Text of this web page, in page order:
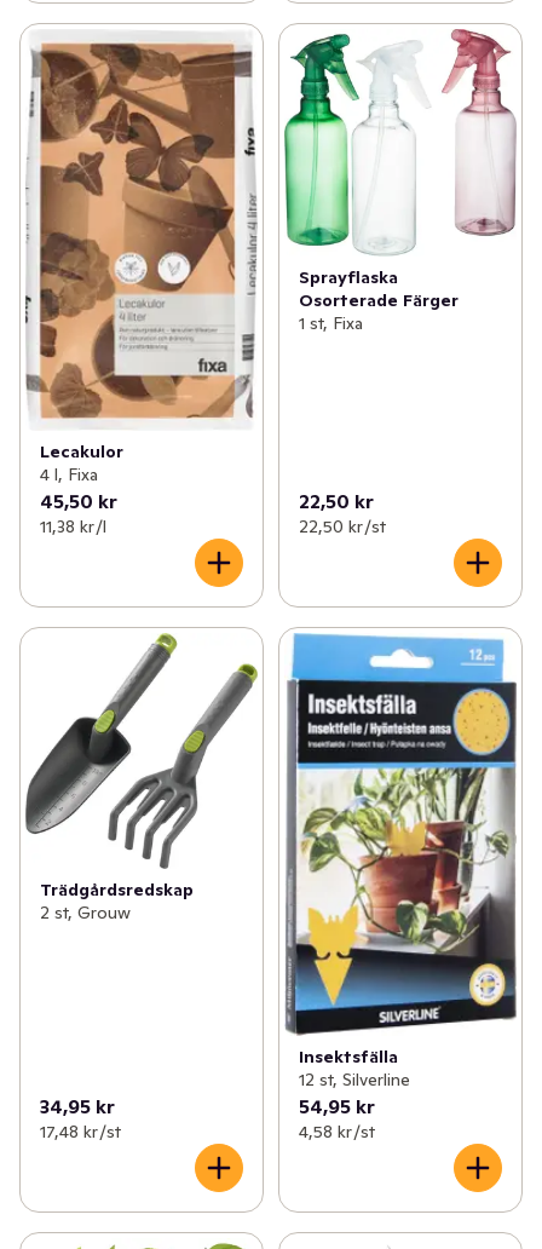
Lecakulor
4 l, Fixa
45,50 kr
11,38 kr /l
Sprayflaska
Osorterade Färger
1 st, Fixa
22,50 kr
22,50 kr /st
Trädgårdsredskap
2 st, Grouw
34,95 kr
17,48 kr /st
Insektsfälla
12 st, Silverline
54,95 kr
4,58 kr /st